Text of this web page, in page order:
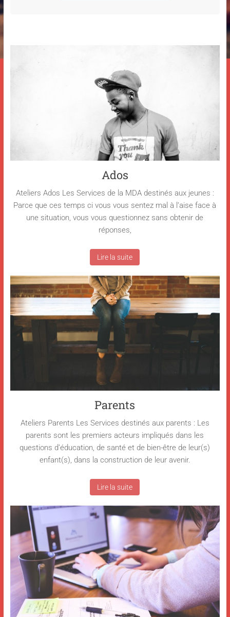
Ados
Ateliers Ados Les Services de la MDA destinés aux jeunes :
Parce que ces temps ci vous vous sentez mal à l’aise face à
une situation, vous vous questionnez sans obtenir de
réponses,
Lire la suite
Parents
Ateliers Parents Les Services destinés aux parents : Les
parents sont les premiers acteurs impliqués dans les
questions d’éducation, de santé et de bien-être de leur(s)
enfant(s), dans la construction de leur avenir.
Lire la suite